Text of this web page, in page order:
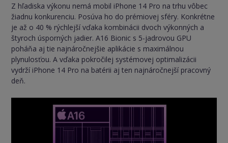
Z hľadiska výkonu nemá mobil iPhone 14 Pro na trhu vôbec
žiadnu konkurenciu. Posúva ho do prémiovej sféry. Konkrétne
je až o 40 % rýchlejší vďaka kombinácii dvoch výkonných a
štyroch úsporných jadier. A16 Bionic s 5-jadrovou GPU
poháňa aj tie najnáročnejšie aplikácie s maximálnou
plynulosťou. A vďaka pokročilej systémovej optimalizácii
vydrží iPhone 14 Pro na batérii aj ten najnáročnejší pracovný
deň.